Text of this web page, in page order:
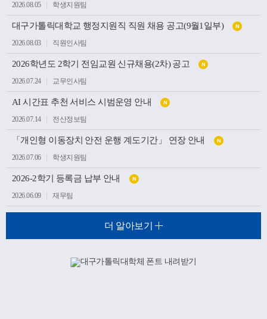
2026.08.05 학생지원팀
대구가톨릭대학교 행정지원직 직원 채용 공고(9월1일부) N
2026.08.03 직원인사팀
2026학년도 2학기 전임교원 신규채용(2차) 공고 N
2026.07.24 교무인사팀
AI 시간표 추천 서비스 시범운영 안내 N
2026.07.14 전산정보팀
「개인형 이동장치 안전 운행 계도기간」 연장 안내 N
2026.07.06 학생지원팀
2026-2학기 등록금 납부 안내 N
2026.06.09 재무팀
더 알아보기